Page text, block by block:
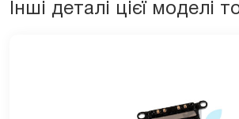
Інші деталі цієї моделі